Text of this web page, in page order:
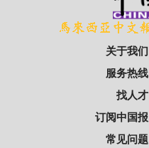
关于我们
服务热线
找人才
订阅中国报
常见问题